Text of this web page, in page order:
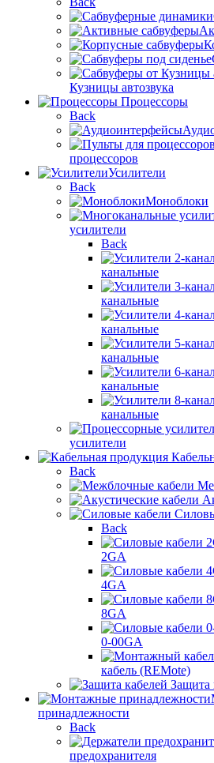
Кузницы автозвука
Процессоры
Back
процессоров
Усилители
Back
Моноблоки
усилители
Back
канальные
канальные
канальные
канальные
канальные
канальные
усилители
Back
Back
2GA
4GA
8GA
0-00GA
кабель (REMote)
Защита
принадлежности
Back
предохранителя